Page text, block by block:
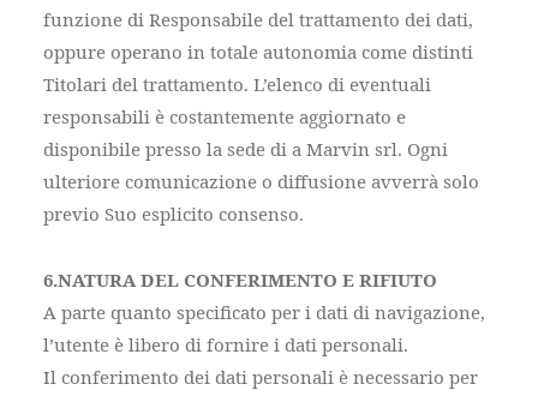
funzione di Responsabile del trattamento dei dati,
oppure operano in totale autonomia come distinti
Titolari del trattamento. L’elenco di eventuali
responsabili è costantemente aggiornato e
disponibile presso la sede di a Marvin srl. Ogni
ulteriore comunicazione o diffusione avverrà solo
previo Suo esplicito consenso.
6.NATURA DEL CONFERIMENTO E RIFIUTO
A parte quanto specificato per i dati di navigazione,
l’utente è libero di fornire i dati personali.
Il conferimento dei dati personali è necessario per